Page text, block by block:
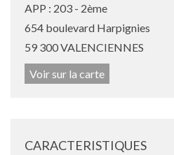
APP : 203 - 2ème
654 boulevard Harpignies
59 300 VALENCIENNES
Voir sur la carte
CARACTERISTIQUES